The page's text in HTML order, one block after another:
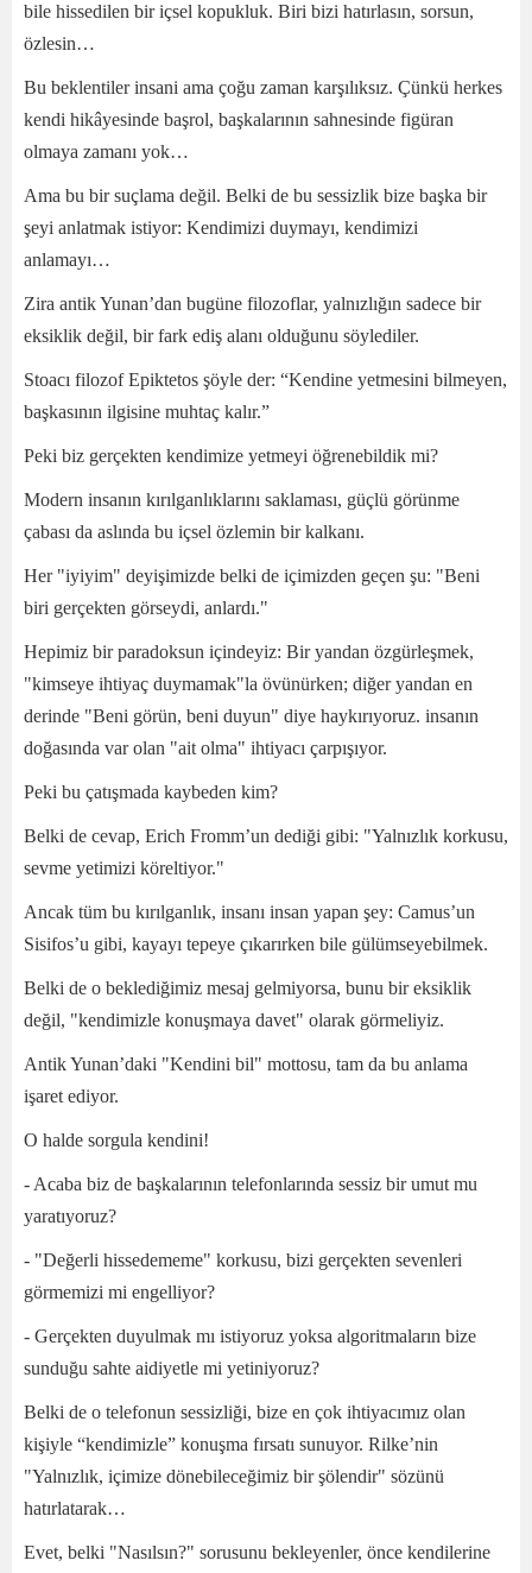
bile hissedilen bir içsel kopukluk. Biri bizi hatırlasın, sorsun,
özlesin…
Bu beklentiler insani ama çoğu zaman karşılıksız. Çünkü herkes
kendi hikâyesinde başrol, başkalarının sahnesinde figüran
olmaya zamanı yok…
Ama bu bir suçlama değil. Belki de bu sessizlik bize başka bir
şeyi anlatmak istiyor: Kendimizi duymayı, kendimizi
anlamayı…
Zira antik Yunan’dan bugüne filozoflar, yalnızlığın sadece bir
eksiklik değil, bir fark ediş alanı olduğunu söylediler.
Stoacı filozof Epiktetos şöyle der: “Kendine yetmesini bilmeyen,
başkasının ilgisine muhtaç kalır.”
Peki biz gerçekten kendimize yetmeyi öğrenebildik mi?
Modern insanın kırılganlıklarını saklaması, güçlü görünme
çabası da aslında bu içsel özlemin bir kalkanı.
Her "iyiyim" deyişimizde belki de içimizden geçen şu: "Beni
biri gerçekten görseydi, anlardı."
Hepimiz bir paradoksun içindeyiz: Bir yandan özgürleşmek,
"kimseye ihtiyaç duymamak"la övünürken; diğer yandan en
derinde "Beni görün, beni duyun" diye haykırıyoruz. insanın
doğasında var olan "ait olma" ihtiyacı çarpışıyor.
Peki bu çatışmada kaybeden kim?
Belki de cevap, Erich Fromm’un dediği gibi: "Yalnızlık korkusu,
sevme yetimizi köreltiyor."
Ancak tüm bu kırılganlık, insanı insan yapan şey: Camus’un
Sisifos’u gibi, kayayı tepeye çıkarırken bile gülümseyebilmek.
Belki de o beklediğimiz mesaj gelmiyorsa, bunu bir eksiklik
değil, "kendimizle konuşmaya davet" olarak görmeliyiz.
Antik Yunan’daki "Kendini bil" mottosu, tam da bu anlama
işaret ediyor.
O halde sorgula kendini!
- Acaba biz de başkalarının telefonlarında sessiz bir umut mu
yaratıyoruz?
- "Değerli hissedememe" korkusu, bizi gerçekten sevenleri
görmemizi mi engelliyor?
- Gerçekten duyulmak mı istiyoruz yoksa algoritmaların bize
sunduğu sahte aidiyetle mi yetiniyoruz?
Belki de o telefonun sessizliği, bize en çok ihtiyacımız olan
kişiyle “kendimizle” konuşma fırsatı sunuyor. Rilke’nin
"Yalnızlık, içimize dönebileceğimiz bir şölendir" sözünü
hatırlatarak…
Evet, belki "Nasılsın?" sorusunu bekleyenler, önce kendilerine